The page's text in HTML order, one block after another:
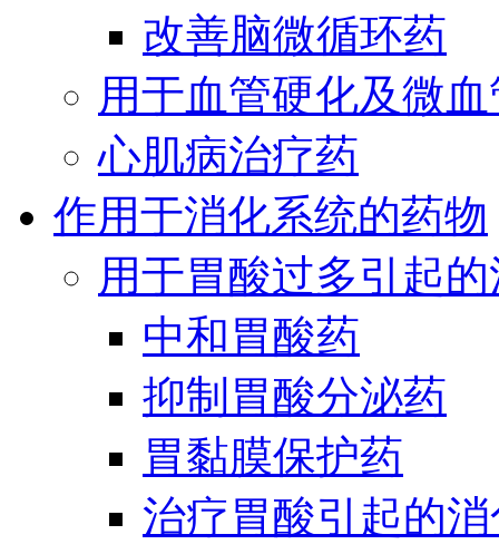
改善脑微循环药
用于血管硬化及微
心肌病治疗药
作用于消化系统的药物
用于胃酸过多引起
中和胃酸药
抑制胃酸分泌药
胃黏膜保护药
治疗胃酸引起的